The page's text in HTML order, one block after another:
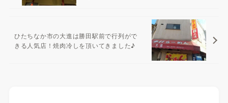
ひたちなか市の大進は勝田駅前で行列がで
きる人気店！焼肉冷しを頂いてきました♪